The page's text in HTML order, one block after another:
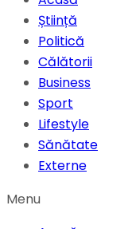
Știință
Politică
Călătorii
Business
Sport
Lifestyle
Sănătate
Externe
Menu